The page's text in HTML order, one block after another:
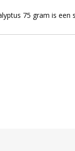
75 gram is